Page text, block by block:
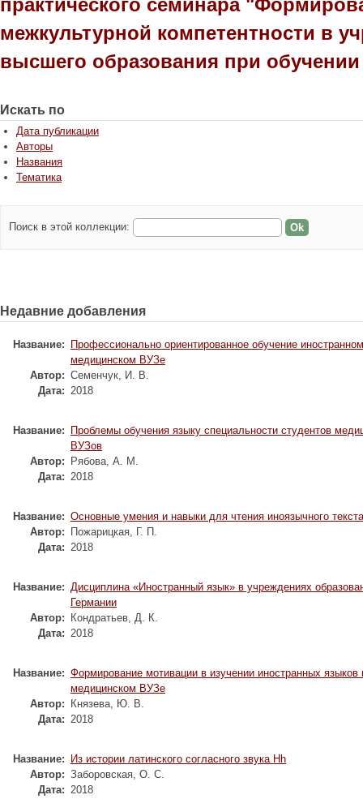
практического семинара
межкультурной компетентности в
высшего образования при
Искать по
Дата публикации
Авторы
Названия
Тематика
Поиск в этой коллекции:
Недавние добавления
Название:
Профессионально ориентированное обучение
медицинском ВУЗе
Автор: Семенчук, И. В.
Дата: 2018
Название:
Проблемы обучения языку специальности студентов
ВУЗов
Автор:
Рябова, А. М.
Дата: 2018
Название: Основные умения и навыки для чтения иноязычного текста
Автор:
Пожарицкая, Г. П.
Дата: 2018
Название: Дисциплина «Иностранный язык» в учреждениях
Германии
Автор:
Кондратьев, Д. К.
Дата: 2018
Название: Формирование мотивации в изучении иностранных языков
медицинском ВУЗе
Автор:
Князева, Ю. В.
Дата: 2018
Название:
Из истории латинского согласного звука Hh
Автор: Заборовская, О. С.
Дата: 2018